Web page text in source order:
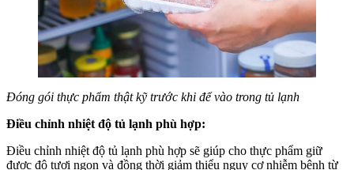
Đóng gói thực phẩm thật kỹ trước khi để vào trong tủ lạnh
Điều chỉnh nhiệt độ tủ lạnh phù hợp:
Điều chỉnh nhiệt độ tủ lạnh phù hợp sẽ giúp cho thực phẩm giữ
được độ tươi ngon và đồng thời giảm thiểu nguy cơ nhiễm bệnh từ